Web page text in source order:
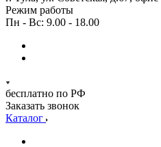
Режим работы
Пн - Вс: 9.00 - 18.00
бесплатно по РФ
Заказать звонок
Каталог